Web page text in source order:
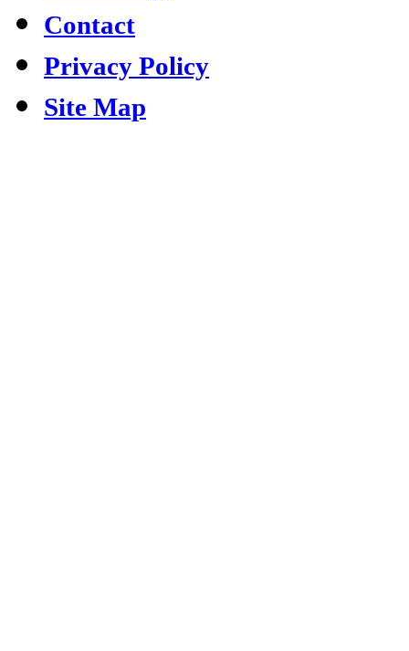
Contact
Privacy Policy
Site Map